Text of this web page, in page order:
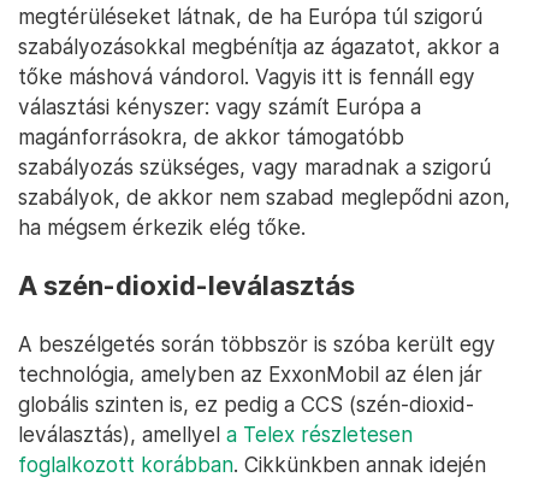
megtérüléseket látnak, de ha Európa túl szigorú
szabályozásokkal megbénítja az ágazatot, akkor a
tőke máshová vándorol. Vagyis itt is fennáll egy
választási kényszer: vagy számít Európa a
magánforrásokra, de akkor támogatóbb
szabályozás szükséges, vagy maradnak a szigorú
szabályok, de akkor nem szabad meglepődni azon,
ha mégsem érkezik elég tőke.
A szén-dioxid-leválasztás
A beszélgetés során többször is szóba került egy
technológia, amelyben az ExxonMobil az élen jár
globális szinten is, ez pedig a CCS (szén-dioxid-
leválasztás), amellyel a Telex részletesen
foglalkozott korábban. Cikkünkben annak idején